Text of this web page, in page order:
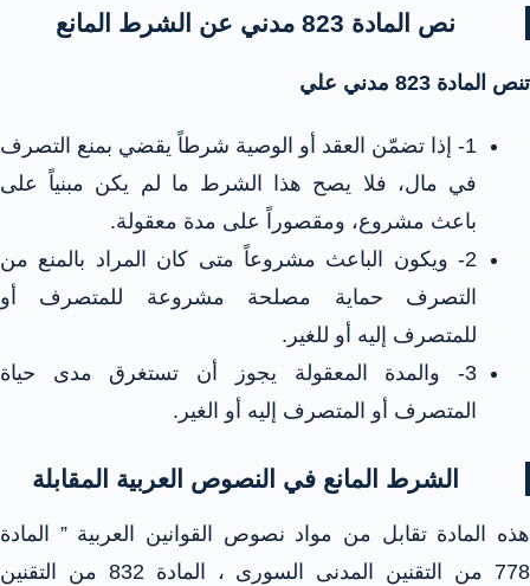
نص المادة 823 مدني عن الشرط المانع
تنص المادة 823 مدني علي
1- إذا تضمّن العقد أو الوصية شرطاً يقضي بمنع التصرف
في مال، فلا يصح هذا الشرط ما لم يكن مبنياً على
باعث مشروع، ومقصوراً على مدة معقولة.
2- ويكون الباعث مشروعاً متى كان المراد بالمنع من
التصرف حماية مصلحة مشروعة للمتصرف أو
للمتصرف إليه أو للغير.
3- والمدة المعقولة يجوز أن تستغرق مدى حياة
المتصرف أو المتصرف إليه أو الغير.
الشرط المانع في النصوص العربية المقابلة
هذه المادة تقابل من مواد نصوص القوانين العربية ” المادة
778 من التقنين المدنى السورى ، المادة 832 من التقنين